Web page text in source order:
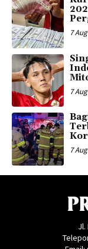
7
7
7
Jl.